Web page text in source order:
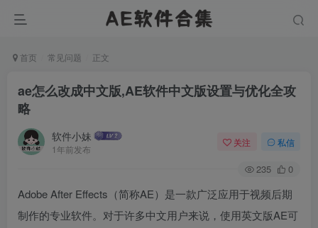
首页 常见问题 正文
ae怎么改成中文版,AE软件中文版设置与优化全攻
略
软件小妹
1年前发布
关注 私信
235 0
Adobe After Effects（简称AE）是一款广泛应用于视频后期
制作的专业软件。对于许多中文用户来说，使用英文版AE可